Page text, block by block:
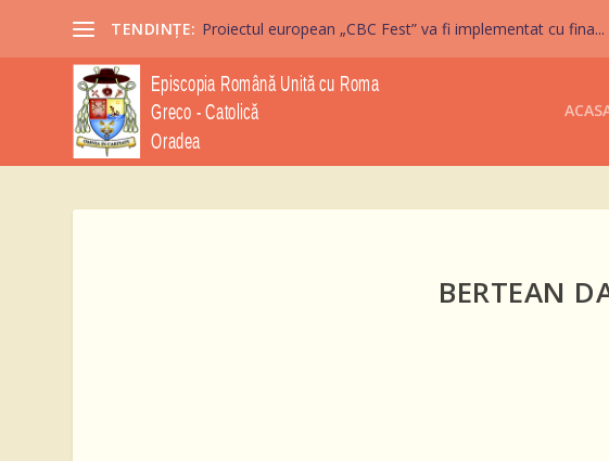
TENDINȚE: Proiectul european „CBC Fest” va fi implementat cu fina...
BERTEAN